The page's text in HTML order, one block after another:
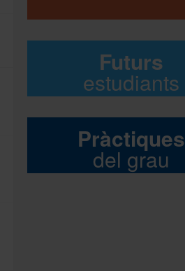
Futurs
estudiants
Pràctiques
del grau